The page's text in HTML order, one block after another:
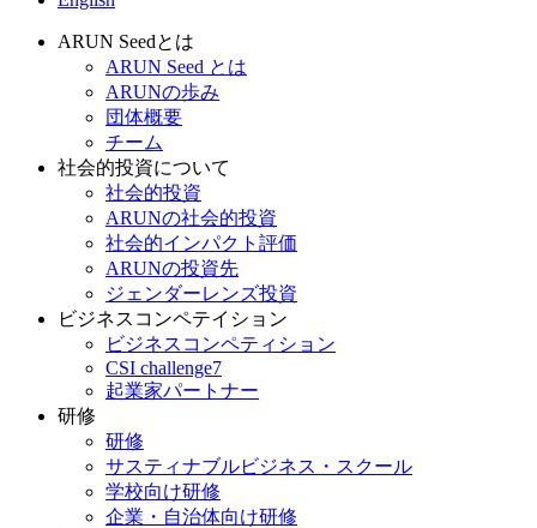
ARUN Seedとは
ARUN Seed とは
ARUNの歩み
団体概要
チーム
社会的投資について
社会的投資
ARUNの社会的投資
社会的インパクト評価
ARUNの投資先
ジェンダーレンズ投資
ビジネスコンペテイション
ビジネスコンペティション
CSI challenge7
起業家パートナー
研修
研修
サスティナブルビジネス・スクール
学校向け研修
企業・自治体向け研修